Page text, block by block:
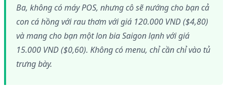
Ba, không có máy POS, nhưng cô sẽ nướng cho bạn cả
con cá hồng với rau thơm với giá 120.000 VND ($4,80)
và mang cho bạn một lon bia Saigon lạnh với giá
15.000 VND ($0,60). Không có menu, chỉ cần chỉ vào tủ
trưng bày.